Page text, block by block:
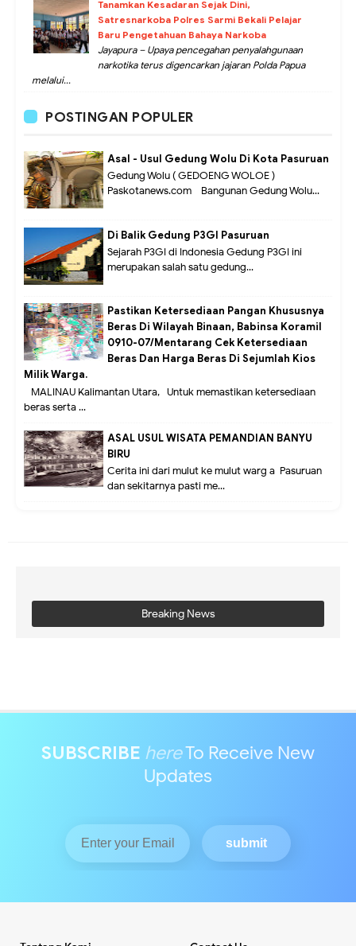
Tanamkan Kesadaran Sejak Dini,
Satresnarkoba Polres Sarmi Bekali Pelajar
Baru Pengetahuan Bahaya Narkoba
Jayapura – Upaya pencegahan penyalahgunaan
narkotika terus digencarkan jajaran Polda Papua
melalui...
POSTINGAN POPULER
Asal - Usul Gedung Wolu Di Kota Pasuruan
Gedung Wolu ( GEDOENG WOLOE )
Paskotanews.com - Bangunan Gedung Wolu...
Di Balik Gedung P3GI Pasuruan
Sejarah P3GI di Indonesia Gedung P3GI ini
merupakan salah satu gedung...
Pastikan Ketersediaan Pangan Khususnya
Beras Di Wilayah Binaan, Babinsa Koramil
0910-07/Mentarang Cek Ketersediaan
Beras Dan Harga Beras Di Sejumlah Kios
Milik Warga.
MALINAU Kalimantan Utara,- Untuk memastikan ketersediaan
beras serta ...
ASAL USUL WISATA PEMANDIAN BANYU
BIRU
Cerita ini dari mulut ke mulut warg a Pasuruan
dan sekitarnya pasti me...
Breaking News
SUBSCRIBE hereTo Receive New
Updates